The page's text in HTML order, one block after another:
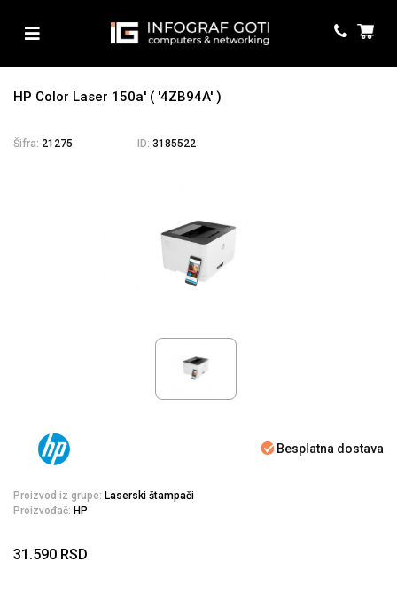
HP Color Laser 150a' ( '4ZB94A' )
Šifra: 21275 ID: 3185522
Besplatna dostava
Proizvod iz grupe: Laserski štampači
Proizvođač: HP
31.590 RSD